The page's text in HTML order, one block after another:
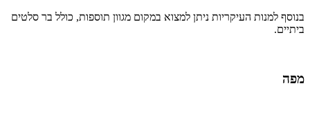
בנוסף למנות העיקריות ניתן למצוא במקום מגוון תוספות, כולל בר סלטים
ביתיים.
מפה